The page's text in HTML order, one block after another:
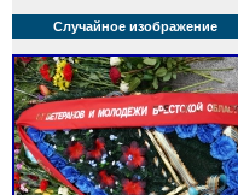
Случайное изображение